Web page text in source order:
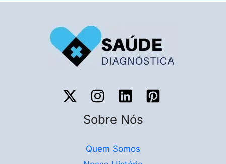
Sobre Nós
Quem Somos